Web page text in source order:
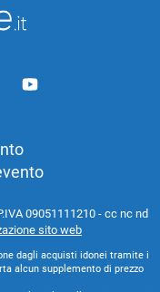
09051111210 - cc nc nd
sito web
dagli acquisti idonei tramite i
alcun supplemento di prezzo